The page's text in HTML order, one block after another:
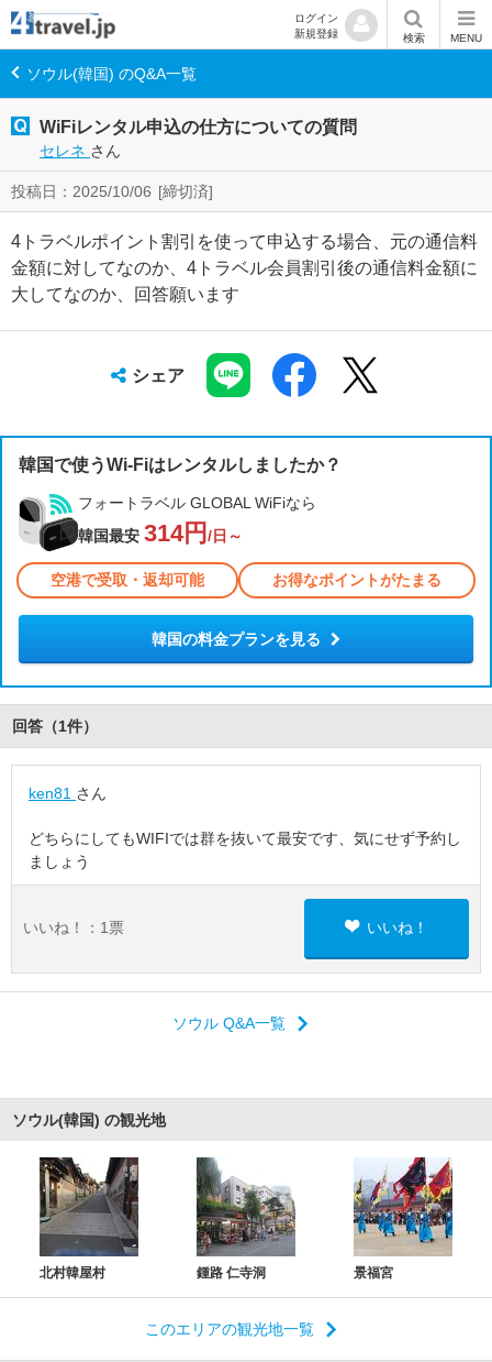
ログイン
新規登録
検索 MENU
ソウル(韓国) のQ&A一覧
WiFiレンタル申込の仕方についての質問
セレネ さん
投稿日：2025/10/06 [締切済]
4トラベルポイント割引を使って申込する場合、元の通信料
金額に対してなのか、4トラベル会員割引後の通信料金額に
大してなのか、回答願います
シェア
韓国で使うWi-Fiはレンタルしましたか？
フォートラベル GLOBAL WiFiなら
韓国最安 314円 /日～
空港で受取・返却可能 お得なポイントがたまる
韓国の料金プランを見る
回答（1件）
ken81 さん
どちらにしてもWIFIでは群を抜いて最安です、気にせず予約し
ましょう
いいね！： 1 票 いいね！
ソウル Q&A一覧
ソウル(韓国) の観光地
北村韓屋村 鍾路 仁寺洞 景福宮
このエリアの観光地一覧